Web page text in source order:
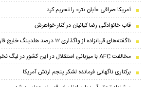
آمریکا صرافی «آبان تتر» را تحریم کرد
قاب خانوادگی رضا کیانیان در کنار خواهرش
ناگفته‌های قربانزاده از واگذاری ۱۲ درصد هلدینگ خلیج فارس
مخالفت AFC با میزبانی استقلال در این کشور در لیگ نخبگان آسیا
برکناری ناگهانی فرمانده لشکر پنجم ارتش آمریکا